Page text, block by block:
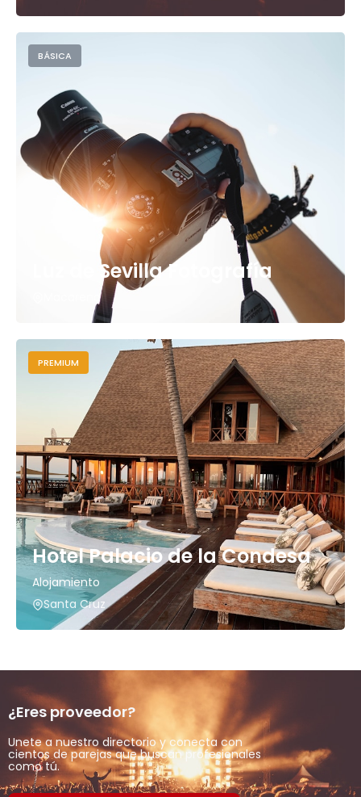
BÁSICA
Luz de Sevilla Fotografía
Macarena
PREMIUM
Hotel Palacio de la Condesa
Alojamiento
Santa Cruz
¿Eres proveedor?
Unete a nuestro directorio y conecta con
cientos de parejas que buscan profesionales
como tú.